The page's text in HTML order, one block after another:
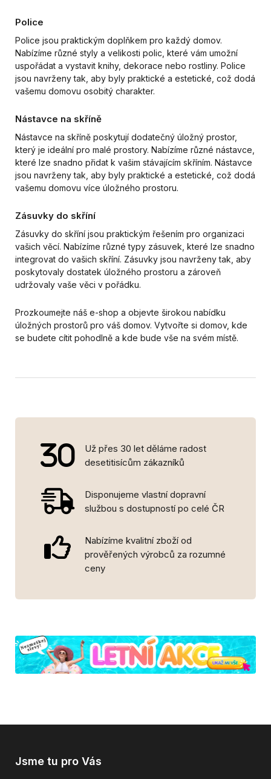
Police
Police jsou praktickým doplňkem pro každý domov.
Nabízíme různé styly a velikosti polic, které vám umožní
uspořádat a vystavit knihy, dekorace nebo rostliny. Police
jsou navrženy tak, aby byly praktické a estetické, což dodá
vašemu domovu osobitý charakter.
Nástavce na skříně
Nástavce na skříně poskytují dodatečný úložný prostor,
který je ideální pro malé prostory. Nabízíme různé nástavce,
které lze snadno přidat k vašim stávajícím skříním. Nástavce
jsou navrženy tak, aby byly praktické a estetické, což dodá
vašemu domovu více úložného prostoru.
Zásuvky do skříní
Zásuvky do skříní jsou praktickým řešením pro organizaci
vašich věcí. Nabízíme různé typy zásuvek, které lze snadno
integrovat do vašich skříní. Zásuvky jsou navrženy tak, aby
poskytovaly dostatek úložného prostoru a zároveň
udržovaly vaše věci v pořádku.
Prozkoumejte náš e-shop a objevte širokou nabídku
úložných prostorů pro váš domov. Vytvořte si domov, kde
se budete cítit pohodlně a kde bude vše na svém místě.
Už přes 30 let děláme radost
desetitisícům zákazníků
Disponujeme vlastní dopravní
službou s dostupností po celé ČR
Nabízíme kvalitní zboží od
prověřených výrobců za rozumné
ceny
Jsme tu pro Vás